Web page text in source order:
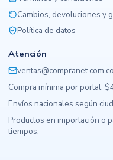
Cambios, devoluciones y
Política de datos
Atención
ventas@compranet.com.co
Compra mínima por portal:
Envíos nacionales según
Productos en importación o
tiempos.